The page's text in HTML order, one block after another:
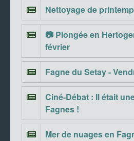
Nettoyage de
📷 Plongée en
février
Fagne du Setay -
Ciné-Débat : Il était
Fagnes !
Mer de nuages en